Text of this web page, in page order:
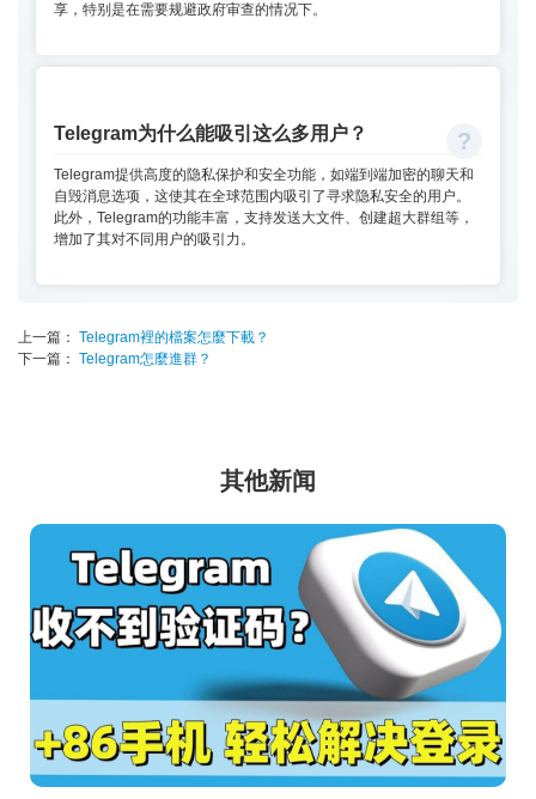
享，特别是在需要规避政府审查的情况下。
Telegram为什么能吸引这么多用户？
Telegram提供高度的隐私保护和安全功能，如端到端加密的聊天和
自毁消息选项，这使其在全球范围内吸引了寻求隐私安全的用户。
此外，Telegram的功能丰富，支持发送大文件、创建超大群组等，
增加了其对不同用户的吸引力。
上一篇： Telegram裡的檔案怎麼下載？
下一篇： Telegram怎麼進群？
其他新闻